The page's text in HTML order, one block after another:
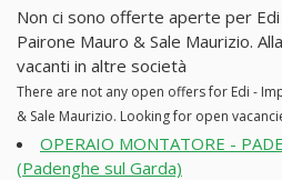
Non ci sono offerte aperte per
Pairone Mauro & Sale Maurizio.
vacanti in altre società
There are not any open offers for Edi -
& Sale Maurizio. Looking for open
OPERAIO MONTATORE -
(Padenghe sul Garda)